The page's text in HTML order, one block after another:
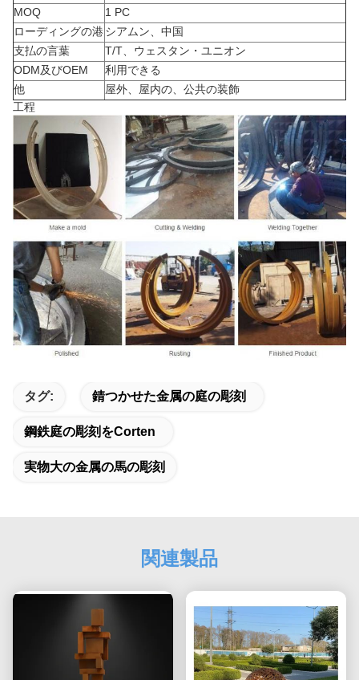
MOQ
1 PC
ローディングの港シアムン、中国
支払の言葉
T/T、ウェスタン・ユニオン
ODM及びOEM
利用できる
他
屋外、屋内の、公共の装飾
工程
タグ: 錆つかせた金属の庭の彫刻
鋼鉄庭の彫刻をcorten
実物大の金属の馬の彫刻
関連製品